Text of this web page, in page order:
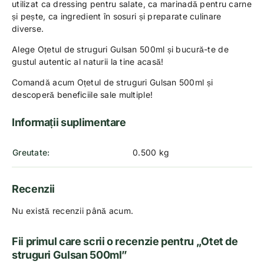
utilizat ca dressing pentru salate, ca marinadă pentru carne
și pește, ca ingredient în sosuri și preparate culinare
diverse.
Alege Oțetul de struguri Gulsan 500ml și bucură-te de
gustul autentic al naturii la tine acasă!
Comandă acum Oțetul de struguri Gulsan 500ml și
descoperă beneficiile sale multiple!
Informații suplimentare
Greutate 0.500 kg
Recenzii
Nu există recenzii până acum.
Fii primul care scrii o recenzie pentru „Otet de
struguri Gulsan 500ml”